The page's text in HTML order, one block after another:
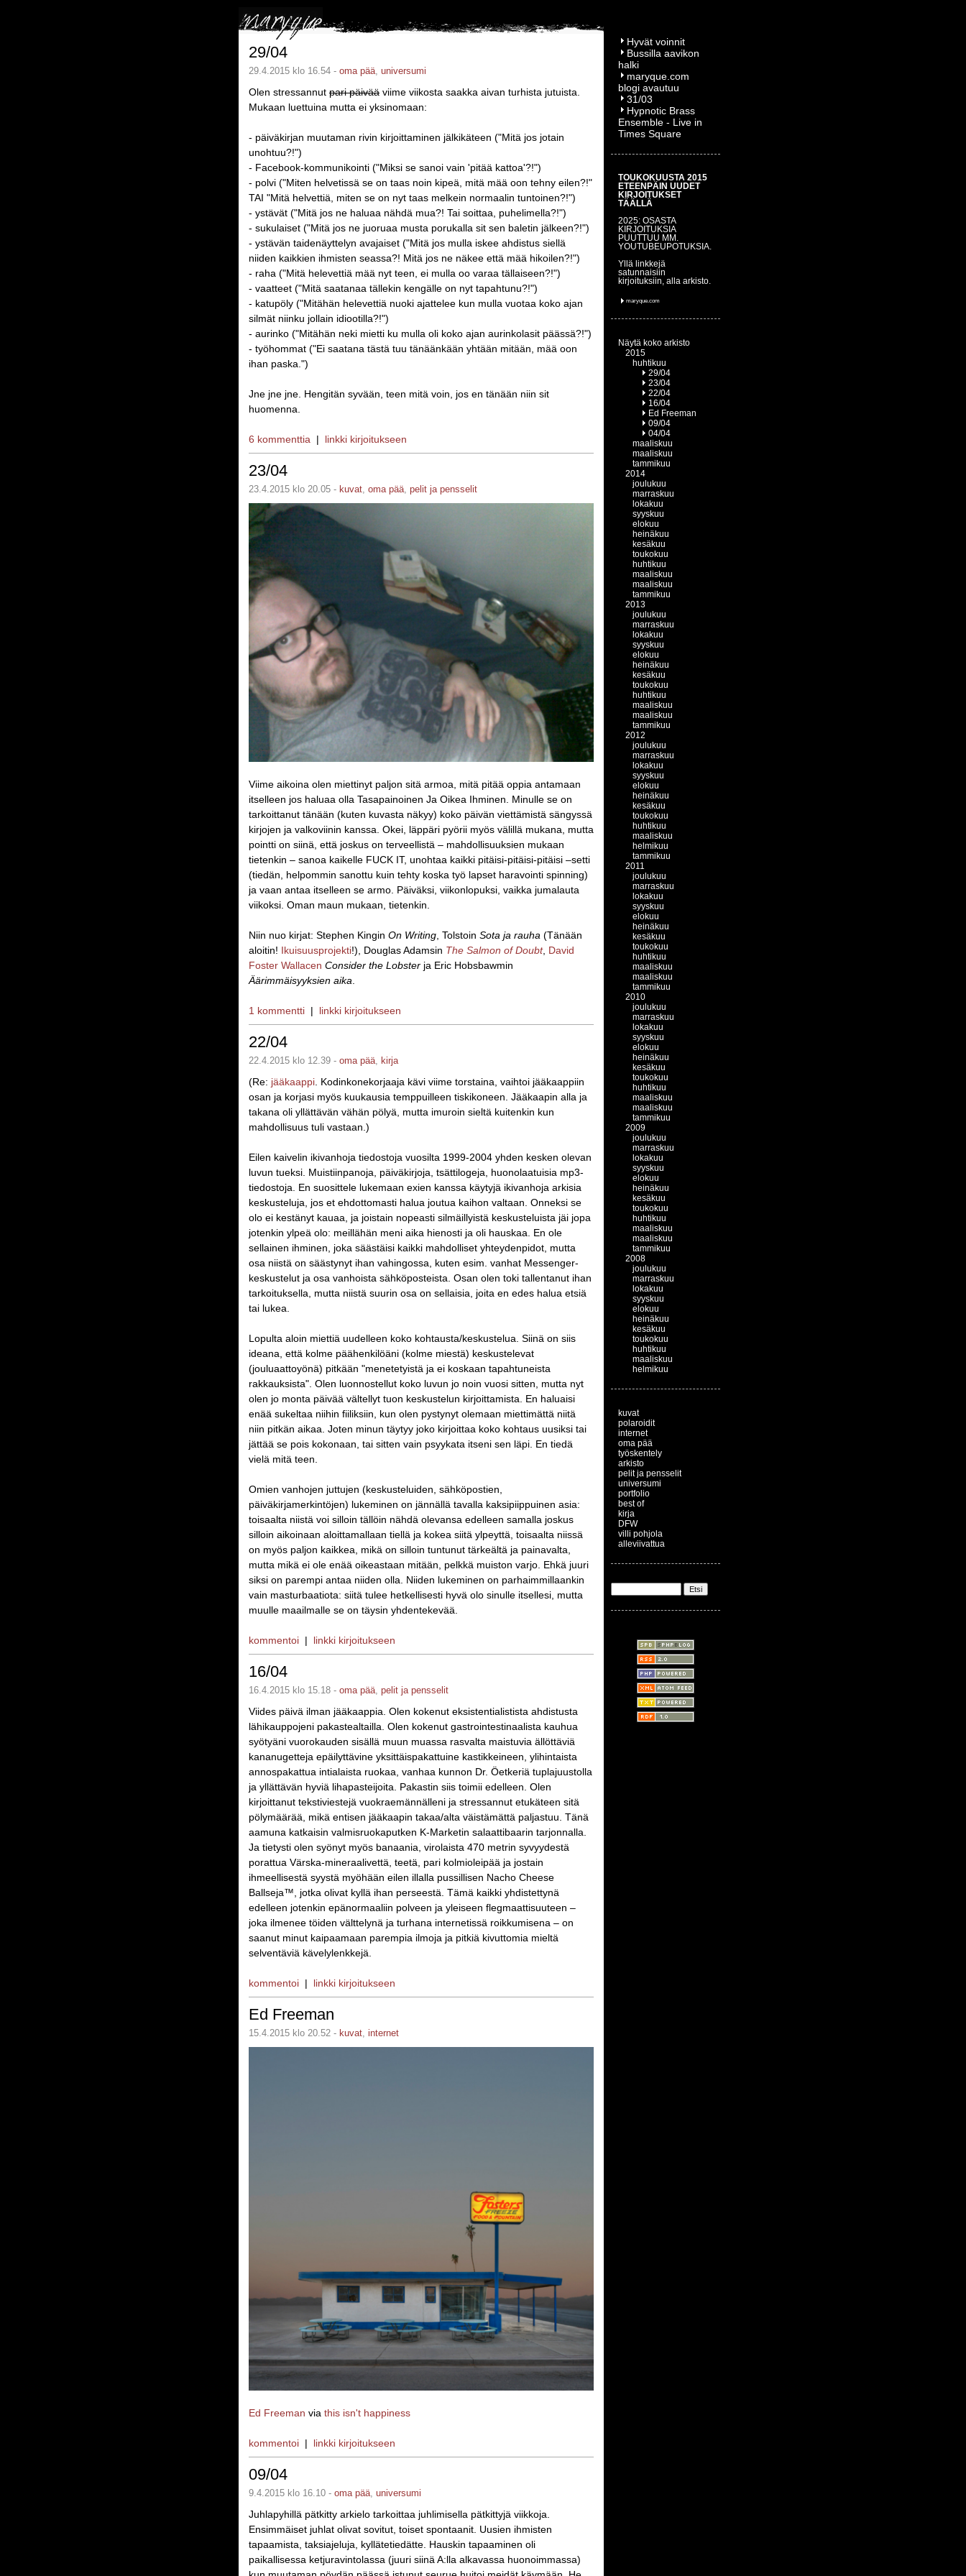
29/04
29.4.2015 klo 16.54 - oma pää, universumi
Olen stressannut pari päivää viime viikosta saakka aivan turhista jutuista.
Mukaan luettuina mutta ei yksinomaan:
- päiväkirjan muutaman rivin kirjoittaminen jälkikäteen ("Mitä jos jotain
unohtuu?!")
- Facebook-kommunikointi ("Miksi se sanoi vain 'pitää kattoa'?!")
- polvi ("Miten helvetissä se on taas noin kipeä, mitä mää oon tehny eilen?!"
TAI "Mitä helvettiä, miten se on nyt taas melkein normaalin tuntoinen?!")
- ystävät ("Mitä jos ne haluaa nähdä mua?! Tai soittaa, puhelimella?!")
- sukulaiset ("Mitä jos ne juoruaa musta porukalla sit sen baletin jälkeen?!")
- ystävän taidenäyttelyn avajaiset ("Mitä jos mulla iskee ahdistus siellä
niiden kaikkien ihmisten seassa?! Mitä jos ne näkee että mää hikoilen?!")
- raha ("Mitä helevettiä mää nyt teen, ei mulla oo varaa tällaiseen?!")
- vaatteet ("Mitä saatanaa tällekin kengälle on nyt tapahtunu?!")
- katupöly ("Mitähän helevettiä nuoki ajattelee kun mulla vuotaa koko ajan
silmät niinku jollain idiootilla?!")
- aurinko ("Mitähän neki mietti ku mulla oli koko ajan aurinkolasit päässä?!")
- työhommat ("Ei saatana tästä tuu tänäänkään yhtään mitään, mää oon
ihan paska.")
Jne jne jne. Hengitän syvään, teen mitä voin, jos en tänään niin sit
huomenna.
6 kommenttia | linkki kirjoitukseen
23/04
23.4.2015 klo 20.05 - kuvat, oma pää, pelit ja pensselit
Viime aikoina olen miettinyt paljon sitä armoa, mitä pitää oppia antamaan
itselleen jos haluaa olla Tasapainoinen Ja Oikea Ihminen. Minulle se on
tarkoittanut tänään (kuten kuvasta näkyy) koko päivän viettämistä sängyssä
kirjojen ja valkoviinin kanssa. Okei, läppäri pyörii myös välillä mukana, mutta
pointti on siinä, että joskus on terveellistä – mahdollisuuksien mukaan
tietenkin – sanoa kaikelle FUCK IT, unohtaa kaikki pitäisi-pitäisi-pitäisi –setti
(tiedän, helpommin sanottu kuin tehty koska työ lapset haravointi spinning)
ja vaan antaa itselleen se armo. Päiväksi, viikonlopuksi, vaikka jumalauta
viikoksi. Oman maun mukaan, tietenkin.
Niin nuo kirjat: Stephen Kingin On Writing , Tolstoin Sota ja rauha (Tänään
aloitin! Ikuisuusprojekti!), Douglas Adamsin The Salmon of Doubt, David
Foster Wallacen Consider the Lobster ja Eric Hobsbawmin
Äärimmäisyyksien aika
1 kommentti | linkki kirjoitukseen
22/04
22.4.2015 klo 12.39 - oma pää, kirja
(Re: jääkaappi . Kodinkonekorjaaja kävi viime torstaina, vaihtoi jääkaappiin
osan ja korjasi myös kuukausia temppuilleen tiskikoneen. Jääkaapin alla ja
takana oli yllättävän vähän pölyä, mutta imuroin sieltä kuitenkin kun
mahdollisuus tuli vastaan.)
Eilen kaivelin ikivanhoja tiedostoja vuosilta 1999-2004 yhden kesken olevan
luvun tueksi. Muistiinpanoja, päiväkirjoja, tsättilogeja, huonolaatuisia mp3-
tiedostoja. En suosittele lukemaan exien kanssa käytyjä ikivanhoja arkisia
keskusteluja, jos et ehdottomasti halua joutua kaihon valtaan. Onneksi se
olo ei kestänyt kauaa, ja joistain nopeasti silmäillyistä keskusteluista jäi jopa
jotenkin ylpeä olo: meillähän meni aika hienosti ja oli hauskaa. En ole
sellainen ihminen, joka säästäisi kaikki mahdolliset yhteydenpidot, mutta
osa niistä on säästynyt ihan vahingossa, kuten esim. vanhat Messenger-
keskustelut ja osa vanhoista sähköposteista. Osan olen toki tallentanut ihan
tarkoituksella, mutta niistä suurin osa on sellaisia, joita en edes halua etsiä
tai lukea.
Lopulta aloin miettiä uudelleen koko kohtausta/keskustelua. Siinä on siis
ideana, että kolme päähenkilöäni (kolme miestä) keskustelevat
(jouluaattoyönä) pitkään "menetetyistä ja ei koskaan tapahtuneista
rakkauksista". Olen luonnostellut koko luvun jo noin vuosi sitten, mutta nyt
olen jo monta päivää vältellyt tuon keskustelun kirjoittamista. En haluaisi
enää sukeltaa niihin fiiliksiin, kun olen pystynyt olemaan miettimättä niitä
niin pitkän aikaa. Joten minun täytyy joko kirjoittaa koko kohtaus uusiksi tai
jättää se pois kokonaan, tai sitten vain psyykata itseni sen läpi. En tiedä
vielä mitä teen.
Omien vanhojen juttujen (keskusteluiden, sähköpostien,
päiväkirjamerkintöjen) lukeminen on jännällä tavalla kaksipiippuinen asia:
toisaalta niistä voi silloin tällöin nähdä olevansa edelleen samalla joskus
silloin aikoinaan aloittamallaan tiellä ja kokea siitä ylpeyttä, toisaalta niissä
on myös paljon kaikkea, mikä on silloin tuntunut tärkeältä ja painavalta,
mutta mikä ei ole enää oikeastaan mitään, pelkkä muiston varjo. Ehkä juuri
siksi on parempi antaa niiden olla. Niiden lukeminen on parhaimmillaankin
vain masturbaatiota: siitä tulee hetkellisesti hyvä olo sinulle itsellesi, mutta
muulle maailmalle se on täysin yhdentekevää.
kommentoi | linkki kirjoitukseen
16/04
16.4.2015 klo 15.18 - oma pää, pelit ja pensselit
Viides päivä ilman jääkaappia. Olen kokenut eksistentialistista ahdistusta
lähikauppojeni pakastealtailla. Olen kokenut gastrointestinaalista kauhua
syötyäni vuorokauden sisällä muun muassa rasvalta maistuvia ällöttäviä
kananugetteja epäilyttävine yksittäispakattuine kastikkeineen, ylihintaista
annospakattua intialaista ruokaa, vanhaa kunnon Dr. Öetkeriä tuplajuustolla
ja yllättävän hyviä lihapasteijoita. Pakastin siis toimii edelleen. Olen
kirjoittanut tekstiviestejä vuokraemännälleni ja stressannut etukäteen sitä
pölymäärää, mikä entisen jääkaapin takaa/alta väistämättä paljastuu. Tänä
aamuna katkaisin valmisruokaputken K-Marketin salaattibaarin tarjonnalla.
Ja tietysti olen syönyt myös banaania, virolaista 470 metrin syvyydestä
porattua Värska-mineraalivettä, teetä, pari kolmioleipää ja jostain
ihmeellisestä syystä myöhään eilen illalla pussillisen Nacho Cheese
Ballseja™, jotka olivat kyllä ihan perseestä. Tämä kaikki yhdistettynä
edelleen jotenkin epänormaaliin polveen ja yleiseen flegmaattisuuteen –
joka ilmenee töiden välttelynä ja turhana internetissä roikkumisena – on
saanut minut kaipaamaan parempia ilmoja ja pitkiä kivuttomia mieltä
selventäviä kävelylenkkejä.
kommentoi | linkki kirjoitukseen
Ed Freeman
15.4.2015 klo 20.52 - kuvat, internet
Ed Freeman via this isn't happiness
kommentoi | linkki kirjoitukseen
09/04
9.4.2015 klo 16.10 - oma pää, universumi
Juhlapyhillä pätkitty arkielo tarkoittaa juhlimisella pätkittyjä viikkoja.
Ensimmäiset juhlat olivat sovitut, toiset spontaanit. Uusien ihmisten
tapaamista, taksiajeluja, kyllätetiedätte. Hauskin tapaaminen oli
paikallisessa ketjuravintolassa (juuri siinä A:lla alkavassa huonoimmassa)
Hyvät voinnit
Bussilla aavikon
halki
maryque.com
blogi avautuu
31/03
Hypnotic Brass
Ensemble - Live in
Times Square
TOUKOKUUSTA 2015
ETEENPÄIN UUDET
KIRJOITUKSET
TÄÄLLÄ
2025: OSASTA
KIRJOITUKSIA
PUUTTUU MM.
YOUTUBEUPOTUKSIA.
Yllä linkkejä
satunnaisiin
kirjoituksiin, alla arkisto.
maryque.com
Näytä koko arkisto
2015
huhtikuu
29/04
23/04
22/04
16/04
Ed Freeman
09/04
04/04
maaliskuu
maaliskuu
tammikuu
2014
joulukuu
marraskuu
lokakuu
syyskuu
elokuu
heinäkuu
kesäkuu
toukokuu
huhtikuu
maaliskuu
maaliskuu
tammikuu
2013
joulukuu
marraskuu
lokakuu
syyskuu
elokuu
heinäkuu
kesäkuu
toukokuu
huhtikuu
maaliskuu
maaliskuu
tammikuu
2012
joulukuu
marraskuu
lokakuu
syyskuu
elokuu
heinäkuu
kesäkuu
toukokuu
huhtikuu
maaliskuu
helmikuu
tammikuu
2011
joulukuu
marraskuu
lokakuu
syyskuu
elokuu
heinäkuu
kesäkuu
toukokuu
huhtikuu
maaliskuu
maaliskuu
tammikuu
2010
joulukuu
marraskuu
lokakuu
syyskuu
elokuu
heinäkuu
kesäkuu
toukokuu
huhtikuu
maaliskuu
maaliskuu
tammikuu
2009
joulukuu
marraskuu
lokakuu
syyskuu
elokuu
heinäkuu
kesäkuu
toukokuu
huhtikuu
maaliskuu
maaliskuu
tammikuu
2008
joulukuu
marraskuu
lokakuu
syyskuu
elokuu
heinäkuu
kesäkuu
toukokuu
huhtikuu
maaliskuu
helmikuu
kuvat
polaroidit
internet
oma pää
työskentely
arkisto
pelit ja pensselit
universumi
portfolio
best of
kirja
DFW
villi pohjola
alleviivattua